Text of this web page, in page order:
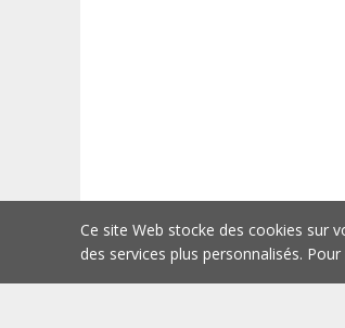
Ce site Web stocke des cookies sur
des services plus personnalisés.